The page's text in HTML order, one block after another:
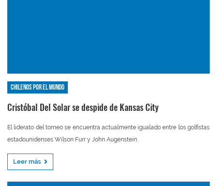
Chilenos por el mundo
Cristóbal Del Solar se despide de Kansas City
El liderato del torneo se encuentra actualmente igualado entre los golfistas
estadounidenses Wilson Furr y John Augenstein.
Leer más